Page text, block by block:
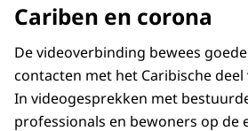
Cariben en corona
De videoverbinding bewees
contacten met het Caribische
In videogesprekken met
professionals en bewoners op de